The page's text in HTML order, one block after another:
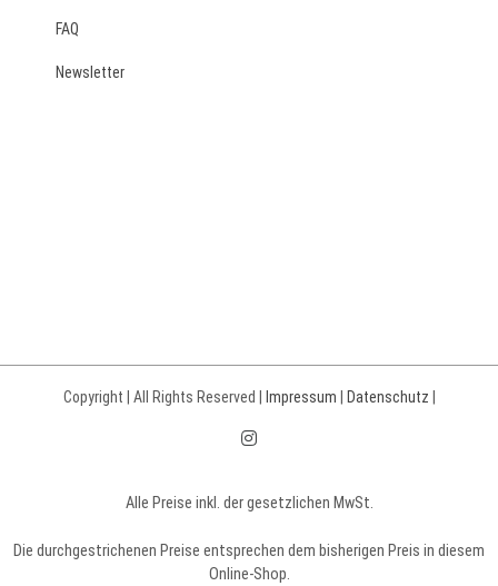
FAQ
Newsletter
Copyright | All Rights Reserved | Impressum | Datenschutz |
Instagram
Alle Preise inkl. der gesetzlichen MwSt.
Die durchgestrichenen Preise entsprechen dem bisherigen Preis in diesem
Online-Shop.